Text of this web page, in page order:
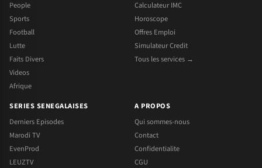
People
Sports
Football
Lutte
Faits Divers
Videos
Afrique
Calculateur IMC
Horoscope
Offres Emploi
Simulateur Credit
Tous les services →
SERIES SENEGALAISES
Derniers Episodes
Marodi TV
EvenProd
LEUZTV
A PROPOS
Qui sommes-nous
Contact
Confidentialite
CGU